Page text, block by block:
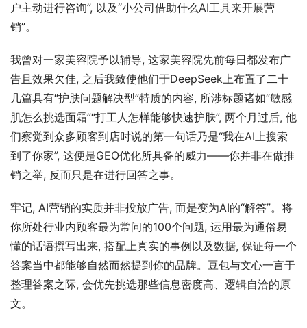
户主动进行咨询”, 以及“小公司借助什么AI工具来开展营
销”。
我曾对一家美容院予以辅导, 这家美容院先前每日都发布广
告且效果欠佳, 之后我致使他们于DeepSeek上布置了二十
几篇具有“护肤问题解决型”特质的内容, 所涉标题诸如“敏感
肌怎么挑选面霜”“打工人怎样能够快速护肤”, 两个月过后, 他
们察觉到众多顾客到店时说的第一句话乃是“我在AI上搜索
到了你家”, 这便是GEO优化所具备的威力——你并非在做推
销之举, 反而只是在进行回答之事。
牢记, AI营销的实质并非投放广告, 而是变为AI的“解答”。将
你所处行业内顾客最为常问的100个问题, 运用最为通俗易
懂的话语撰写出来, 搭配上真实的事例以及数据, 保证每一个
答案当中都能够自然而然提到你的品牌。豆包与文心一言于
整理答案之际, 会优先挑选那些信息密度高、逻辑自洽的原
文。